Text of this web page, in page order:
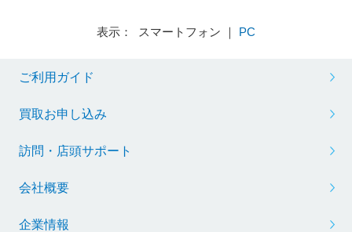
表示： スマートフォン ｜ PC
ご利用ガイド
買取お申し込み
訪問・店頭サポート
会社概要
企業情報